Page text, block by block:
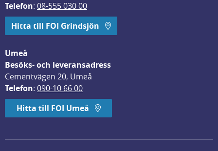
Telefon: 08-555 030 00
Hitta till FOI Grindsjön
Umeå
Besöks- och leveransadress
Cementvägen 20, Umeå
Telefon: 090-10 66 00
Hitta till FOI Umeå